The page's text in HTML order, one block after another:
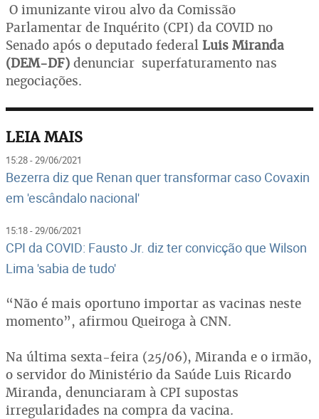
O imunizante virou alvo da Comissão
Parlamentar de Inquérito (CPI) da COVID no
Senado após o deputado federal Luis Miranda
(DEM-DF) denunciar superfaturamento nas
negociações.
LEIA MAIS
15:28 - 29/06/2021
Bezerra diz que Renan quer transformar caso Covaxin
em 'escândalo nacional'
15:18 - 29/06/2021
CPI da COVID: Fausto Jr. diz ter convicção que Wilson
Lima 'sabia de tudo'
“Não é mais oportuno importar as vacinas neste
momento”, afirmou Queiroga à CNN.
Na última sexta-feira (25/06), Miranda e o irmão,
o servidor do Ministério da Saúde Luis Ricardo
Miranda, denunciaram à CPI supostas
irregularidades na compra da vacina.